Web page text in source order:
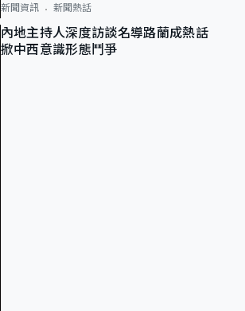
新聞資訊 新聞熱話
內地主持人深度訪談名導路蘭成熱話
掀中西意識形態鬥爭